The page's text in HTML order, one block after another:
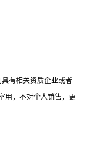
有相关资质企业或者
用，不对个人销售，更